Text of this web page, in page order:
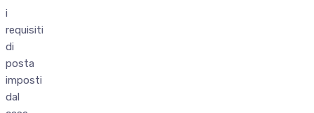
i
requisiti
di
posta
imposti
dal